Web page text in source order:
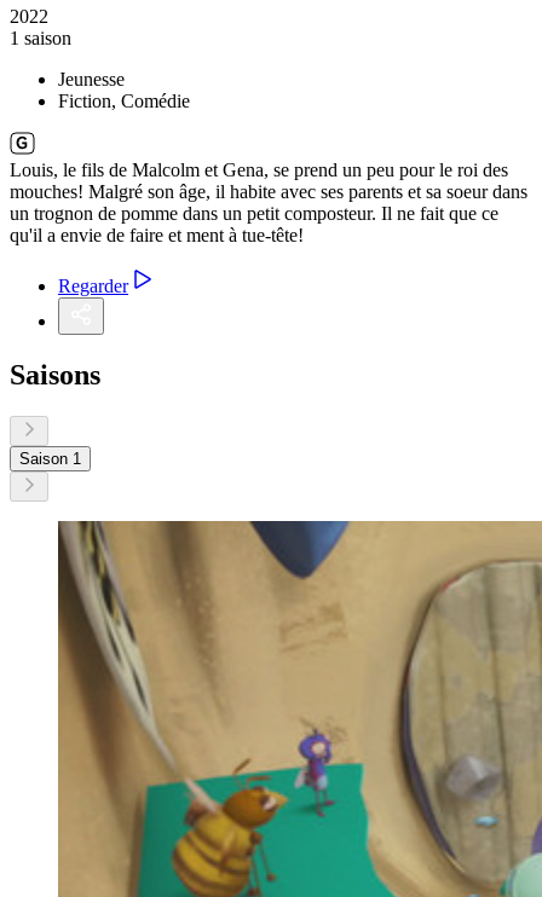
2022
1 saison
Jeunesse
Fiction, Comédie
Louis, le fils de Malcolm et Gena, se prend un peu pour le roi des
mouches! Malgré son âge, il habite avec ses parents et sa soeur dans
un trognon de pomme dans un petit composteur. Il ne fait que ce
qu'il a envie de faire et ment à tue-tête!
Regarder
Saisons
Saison 1